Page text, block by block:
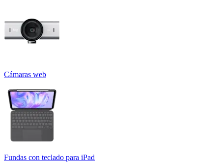
Cámaras web
Fundas con teclado para iPad